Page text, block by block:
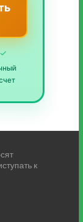
✓
к